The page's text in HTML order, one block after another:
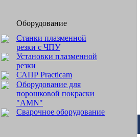
Оборудование
Станки плазменной
резки с ЧПУ
Установки плазменной
резки
САПР Practicam
Оборудование для
порошковой покраски
"AMN"
Сварочное оборудование